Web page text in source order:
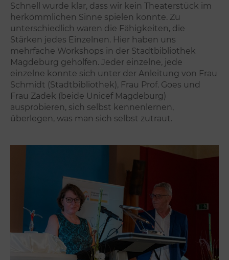
Schnell wurde klar, dass wir kein Theaterstück im
herkömmlichen Sinne spielen konnte. Zu
unterschiedlich waren die Fähigkeiten, die
Stärken jedes Einzelnen. Hier haben uns
mehrfache Workshops in der Stadtbibliothek
Magdeburg geholfen. Jeder einzelne, jede
einzelne konnte sich unter der Anleitung von Frau
Schmidt (Stadtbibliothek), Frau Prof. Goes und
Frau Zadek (beide Unicef Magdeburg)
ausprobieren, sich selbst kennenlernen,
überlegen, was man sich selbst zutraut.